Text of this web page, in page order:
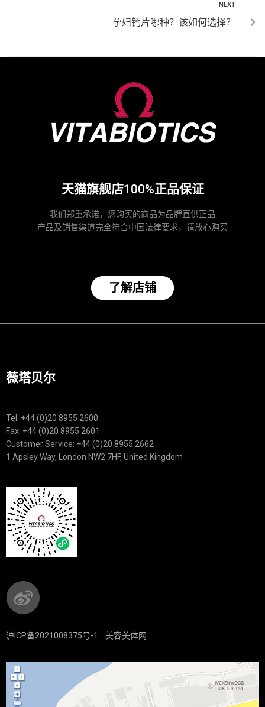
NEXT
孕妇钙片哪种？该如何选择？
天猫旗舰店100%正品保证
我们郑重承诺，您购买的商品为品牌直供正品
产品及销售渠道完全符合中国法律要求，请放心购买
了解店铺
薇塔贝尔
Tel: +44 (0)20 8955 2600
Fax: +44 (0)20 8955 2601
Customer Service: +44 (0)20 8955 2662
1 Apsley Way, London NW2 7HF, United Kingdom
沪ICP备2021008375号-1 美容美体网